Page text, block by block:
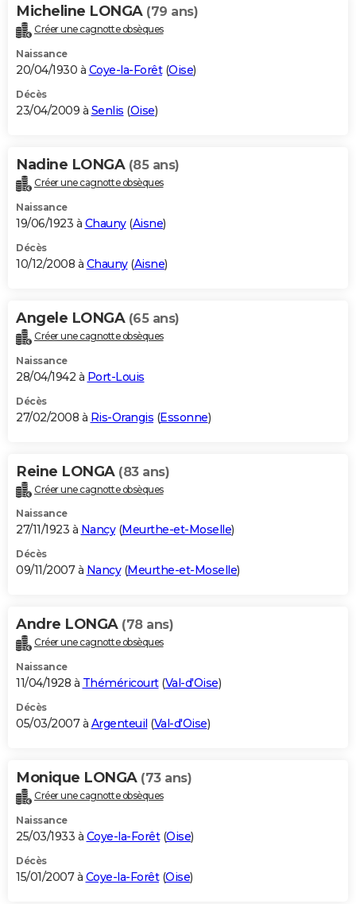
Micheline LONGA (79 ans)
Créer une cagnotte obsèques
Naissance
20/04/1930 à Coye-la-Forêt(Oise)
Décès
23/04/2009 à Senlis (Oise)
Nadine LONGA (85 ans)
Créer une cagnotte obsèques
Naissance
19/06/1923 à Chauny(Aisne)
Décès
10/12/2008 à Chauny(Aisne)
Angele LONGA (65 ans)
Créer une cagnotte obsèques
Naissance
28/04/1942 à Port-Louis
Décès
27/02/2008 à Ris-Orangis (Essonne)
Reine LONGA (83 ans)
Créer une cagnotte obsèques
Naissance
27/11/1923 à Nancy(Meurthe-et-Moselle)
Décès
09/11/2007 à Nancy(Meurthe-et-Moselle)
Andre LONGA (78 ans)
Créer une cagnotte obsèques
Naissance
11/04/1928 à Théméricourt(Val-d'Oise)
Décès
05/03/2007 à Argenteuil (Val-d'Oise)
Monique LONGA (73 ans)
Créer une cagnotte obsèques
Naissance
25/03/1933 à Coye-la-Forêt(Oise)
Décès
15/01/2007 à Coye-la-Forêt(Oise)